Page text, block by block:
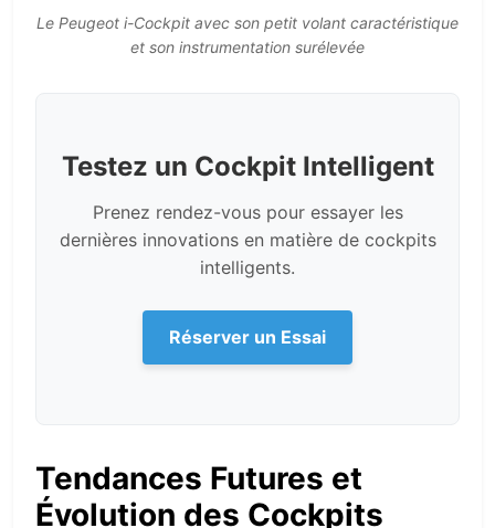
Le Peugeot i-Cockpit avec son petit volant caractéristique
et son instrumentation surélevée
Testez un Cockpit Intelligent
Prenez rendez-vous pour essayer les
dernières innovations en matière de cockpits
intelligents.
Réserver un Essai
Tendances Futures et
Évolution des Cockpits